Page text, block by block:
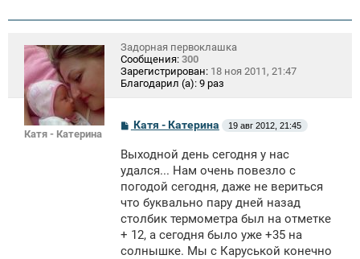
Катя - Катерина
Задорная первоклашка
Сообщения: 300
Зарегистрирован: 18 ноя 2011, 21:47
Благодарил (а): 9 раз
С
б
щ
е
н
и
Катя - Катерина 19 авг 2012, 21:45
Выходной день сегодня у нас
удался... Нам очень повезло с
погодой сегодня, даже не вериться
что буквально пару дней назад
столбик термометра был на отметке
+ 12, а сегодня было уже +35 на
солнышке. Мы с Каруськой конечно